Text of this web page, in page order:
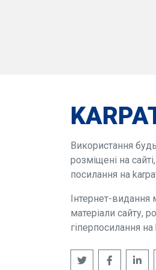
Використання
розміщені на
посилання на
Інтернет-
матеріали сайту,
гіперпосилання